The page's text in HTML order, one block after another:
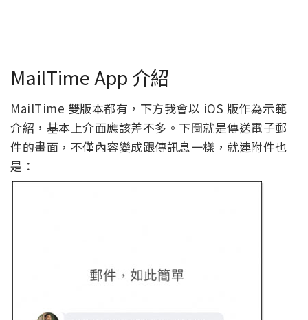
MailTime App 介紹
MailTime 雙版本都有，下方我會以 iOS 版作為示範
介紹，基本上介面應該差不多。下圖就是傳送電子郵
件的畫面，不僅內容變成跟傳訊息一樣，就連附件也
是：